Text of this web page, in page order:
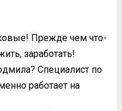
Прежде чем что-
заработать!
Специалист по
работает на